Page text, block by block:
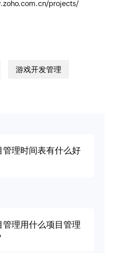
projects/
游戏开发管理
管理时间表有什么好
管理用什么项目管理